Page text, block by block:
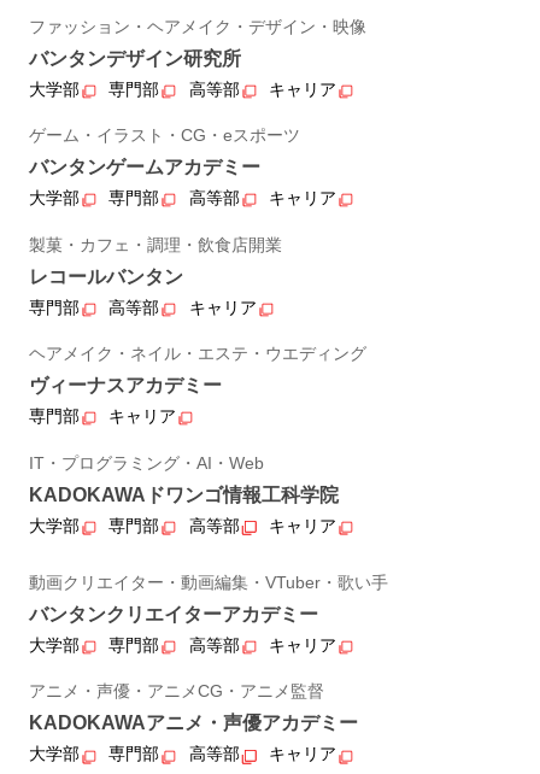
ファッション・ヘアメイク・デザイン・映像
バンタンデザイン研究所
大学部 専門部 高等部 キャリア
ゲーム・イラスト・CG・eスポーツ
バンタンゲームアカデミー
大学部 専門部 高等部 キャリア
製菓・カフェ・調理・飲食店開業
レコールバンタン
専門部 高等部 キャリア
ヘアメイク・ネイル・エステ・ウエディング
ヴィーナスアカデミー
専門部 キャリア
IT・プログラミング・AI・Web
KADOKAWAドワンゴ情報工科学院
大学部 専門部 高等部 キャリア
動画クリエイター・動画編集・VTuber・歌い手
バンタンクリエイターアカデミー
大学部 専門部 高等部 キャリア
アニメ・声優・アニメCG・アニメ監督
KADOKAWAアニメ・声優アカデミー
大学部 専門部 高等部 キャリア